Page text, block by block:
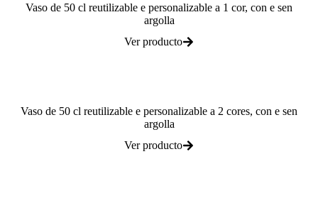
Vaso de 50 cl reutilizable e personalizable a 1 cor, con e sen
argolla
Ver producto
Vaso de 50 cl reutilizable e personalizable a 2 cores, con e sen
argolla
Ver producto